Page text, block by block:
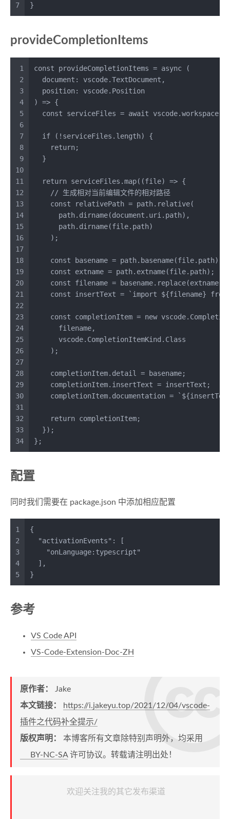
7
}
provideCompletionItems
1
2
3
4
5
6
7
8
9
10
11
12
13
14
15
16
17
18
19
20
21
22
23
24
25
26
27
28
29
30
31
32
33
34
const provideCompletionItems = async (
document : vscode.TextDocument ,
position: vscode. Position
) => {
const serviceFiles = await vscode.workspace
if (!serviceFiles. length) {
return;
  }
return serviceFiles.map( (file) => {
// 生成相对当前编辑文件的相对路径
const relativePath = path. relative(
      path.
dirname(document . uri . path),
      path.
dirname(file. path)
    );
const basename = path. basename(file. path);
const extname = path. extname(file. path);
const filename = basename. replace(extname,
const insertText = `import ${filename}
const completionItem = new vscode.
      filename,
      vscode.
CompletionItemKind . Class
    );
    completionItem.
detail
= basename;
    completionItem.
insertText = insertText;
    completionItem.
documentation = `
return completionItem;
  });
};
配置
同时我们需要在 package.json 中添加相应配置
1
2
3
4
5
{
"activationEvents" :
[
"onLanguage:typescript"
] ,
}
参考
VS Code API
VS-Code-Extension-Doc-ZH
原作者：
Jake
本文链接：
https://i.jakeyu.top/2021/12/04/vscode-
插件之代码补全提示/
版权声明： 本博客所有文章除特别声明外，均采用
BY-NC-SA许可协议。转载请注明出处！
欢迎关注我的其它发布渠道